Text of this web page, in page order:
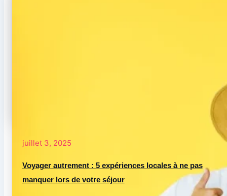
juillet 3, 2025
Voyager autrement : 5 expériences locales à ne pas
manquer lors de votre séjour